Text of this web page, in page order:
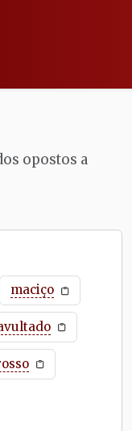
opostos a
maciço